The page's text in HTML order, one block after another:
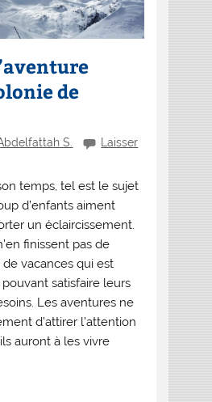
de
S.
Laisser
temps, tel est le sujet
d’enfants aiment
un éclaircissement.
finissent pas de
vacances qui est
satisfaire leurs
Les aventures ne
d’attirer l’attention
auront à les vivre